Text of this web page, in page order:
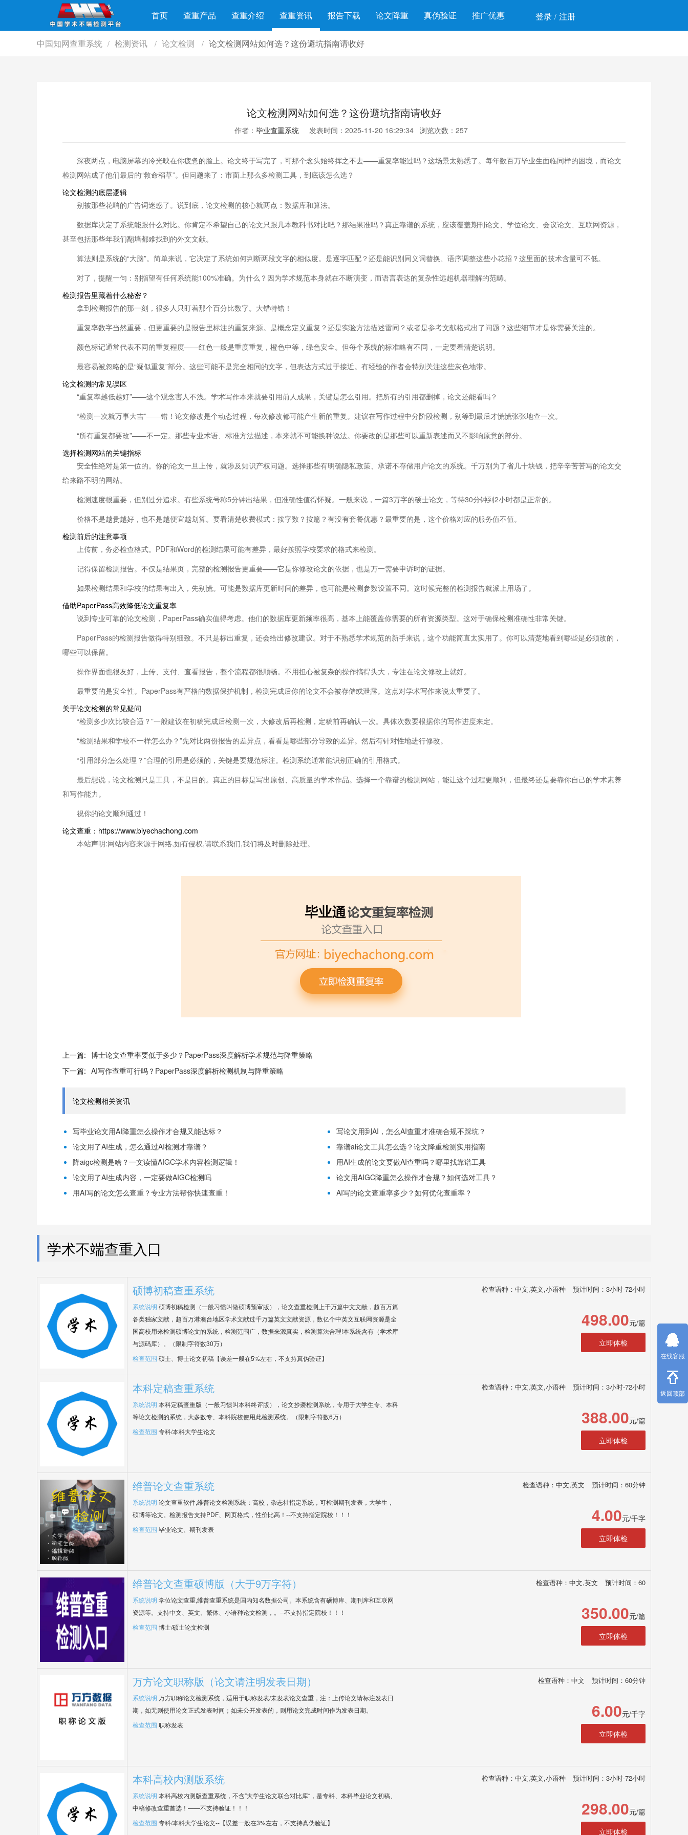
首页 查重产品 查重介绍 查重资讯 报告下载 论文降重 真伪验证 推广优惠 登录 / 注册
中国知网查重系统 / 检测资讯 / 论文检测 / 论文检测网站如何选？这份避坑指南请收好
论文检测网站如何选？这份避坑指南请收好
作者： 毕业查重系统 发表时间：2025-11-20 16:29:34 浏览次数：257
深夜两点，电脑屏幕的冷光映在你疲惫的脸上。论文终于写完了，可那个念头始终挥之不去——重复率能过吗？这场景太熟悉了。每年数百万毕业生面临同样的困境，而论文
检测网站成了他们最后的“救命稻草”。但问题来了：市面上那么多检测工具，到底该怎么选？
论文检测的底层逻辑
别被那些花哨的广告词迷惑了。说到底，论文检测的核心就两点：数据库和算法。
数据库决定了系统能跟什么对比。你肯定不希望自己的论文只跟几本教科书对比吧？那结果准吗？真正靠谱的系统，应该覆盖期刊论文、学位论文、会议论文、互联网资源，
甚至包括那些年我们翻墙都难找到的外文文献。
算法则是系统的“大脑”。简单来说，它决定了系统如何判断两段文字的相似度。是逐字匹配？还是能识别同义词替换、语序调整这些小花招？这里面的技术含量可不低。
对了，提醒一句：别指望有任何系统能100%准确。为什么？因为学术规范本身就在不断演变，而语言表达的复杂性远超机器理解的范畴。
检测报告里藏着什么秘密？
拿到检测报告的那一刻，很多人只盯着那个百分比数字。大错特错！
重复率数字当然重要，但更重要的是报告里标注的重复来源。是概念定义重复？还是实验方法描述雷同？或者是参考文献格式出了问题？这些细节才是你需要关注的。
颜色标记通常代表不同的重复程度——红色一般是重度重复，橙色中等，绿色安全。但每个系统的标准略有不同，一定要看清楚说明。
最容易被忽略的是“疑似重复”部分。这些可能不是完全相同的文字，但表达方式过于接近。有经验的作者会特别关注这些灰色地带。
论文检测的常见误区
“重复率越低越好”——这个观念害人不浅。学术写作本来就要引用前人成果，关键是怎么引用。把所有的引用都删掉，论文还能看吗？
“检测一次就万事大吉”——错！论文修改是个动态过程，每次修改都可能产生新的重复。建议在写作过程中分阶段检测，别等到最后才慌慌张张地查一次。
“所有重复都要改”——不一定。那些专业术语、标准方法描述，本来就不可能换种说法。你要改的是那些可以重新表述而又不影响原意的部分。
选择检测网站的关键指标
安全性绝对是第一位的。你的论文一旦上传，就涉及知识产权问题。选择那些有明确隐私政策、承诺不存储用户论文的系统。千万别为了省几十块钱，把辛辛苦苦写的论文交
给来路不明的网站。
检测速度很重要，但别过分追求。有些系统号称5分钟出结果，但准确性值得怀疑。一般来说，一篇3万字的硕士论文，等待30分钟到2小时都是正常的。
价格不是越贵越好，也不是越便宜越划算。要看清楚收费模式：按字数？按篇？有没有套餐优惠？最重要的是，这个价格对应的服务值不值。
检测前后的注意事项
上传前，务必检查格式。PDF和Word的检测结果可能有差异，最好按照学校要求的格式来检测。
记得保留检测报告。不仅是结果页，完整的检测报告更重要——它是你修改论文的依据，也是万一需要申诉时的证据。
如果检测结果和学校的结果有出入，先别慌。可能是数据库更新时间的差异，也可能是检测参数设置不同。这时候完整的检测报告就派上用场了。
借助PaperPass高效降低论文重复率
说到专业可靠的论文检测，PaperPass确实值得考虑。他们的数据库更新频率很高，基本上能覆盖你需要的所有资源类型。这对于确保检测准确性非常关键。
PaperPass的检测报告做得特别细致。不只是标出重复，还会给出修改建议。对于不熟悉学术规范的新手来说，这个功能简直太实用了。你可以清楚地看到哪些是必须改的，
哪些可以保留。
操作界面也很友好，上传、支付、查看报告，整个流程都很顺畅。不用担心被复杂的操作搞得头大，专注在论文修改上就好。
最重要的是安全性。PaperPass有严格的数据保护机制，检测完成后你的论文不会被存储或泄露。这点对学术写作来说太重要了。
关于论文检测的常见疑问
“检测多少次比较合适？”一般建议在初稿完成后检测一次，大修改后再检测，定稿前再确认一次。具体次数要根据你的写作进度来定。
“检测结果和学校不一样怎么办？”先对比两份报告的差异点，看看是哪些部分导致的差异。然后有针对性地进行修改。
“引用部分怎么处理？”合理的引用是必须的，关键是要规范标注。检测系统通常能识别正确的引用格式。
最后想说，论文检测只是工具，不是目的。真正的目标是写出原创、高质量的学术作品。选择一个靠谱的检测网站，能让这个过程更顺利，但最终还是要靠你自己的学术素养
和写作能力。
祝你的论文顺利通过！
论文查重：https://www.biyechachong.com
本站声明:网站内容来源于网络,如有侵权,请联系我们,我们将及时删除处理。
上一篇: 博士论文查重率要低于多少？PaperPass深度解析学术规范与降重策略
下一篇: AI写作查重可行吗？PaperPass深度解析检测机制与降重策略
论文检测相关资讯
写毕业论文用AI降重怎么操作才合规又能达标？
写论文用到AI，怎么AI查重才准确合规不踩坑？
论文用了AI生成，怎么通过AI检测才靠谱？
靠谱ai论文工具怎么选？论文降重检测实用指南
降aigc检测是啥？一文读懂AIGC学术内容检测逻辑！
用AI生成的论文要做AI查重吗？哪里找靠谱工具
论文用了AI生成内容，一定要做AIGC检测吗
论文用AIGC降重怎么操作才合规？如何选对工具？
用AI写的论文怎么查重？专业方法帮你快速查重！
AI写的论文查重率多少？如何优化查重率？
学术不端查重入口
硕博初稿查重系统 检查语种：中文,英文,小语种 预计时间：3小时-72小时
系统说明 硕博初稿检测（一般习惯叫做硕博预审版），论文查重检测上千万篇中文文献，超百万篇
各类独家文献，超百万港澳台地区学术文献过千万篇英文文献资源，数亿个中英文互联网资源是全
国高校用来检测硕博论文的系统，检测范围广，数据来源真实，检测算法合理!本系统含有（学术库
与源码库）。（限制字符数30万）
检查范围 硕士、博士论文初稿【误差一般在5%左右，不支持真伪验证】
498.00元/篇
立即体检
本科定稿查重系统 检查语种：中文,英文,小语种 预计时间：3小时-72小时
系统说明 本科定稿查重版（一般习惯叫本科终评版），论文抄袭检测系统，专用于大学生专、本科
等论文检测的系统，大多数专、本科院校使用此检测系统。（限制字符数6万）
检查范围 专科/本科大学生论文
388.00元/篇
立即体检
维普论文查重系统 检查语种：中文,英文 预计时间：60分钟
系统说明 论文查重软件,维普论文检测系统：高校，杂志社指定系统，可检测期刊发表，大学生，
硕博等论文。检测报告支持PDF、网页格式，性价比高！--不支持指定院校！！！
检查范围 毕业论文、期刊发表
4.00元/千字
立即体检
维普论文查重硕博版（大于9万字符） 检查语种：中文,英文 预计时间：60
系统说明 学位论文查重,维普查重系统是国内知名数据公司。本系统含有硕博库、期刊库和互联网
资源等。支持中文、英文、繁体、小语种论文检测，。--不支持指定院校！！！
检查范围 博士/硕士论文检测
350.00元/篇
立即体检
万方论文职称版（论文请注明发表日期） 检查语种：中文 预计时间：60分钟
系统说明 万方职称论文检测系统，适用于职称发表/未发表论文查重，注：上传论文请标注发表日
期，如无则使用论文正式发表时间；如未公开发表的，则用论文完成时间作为发表日期。
检查范围 职称发表
6.00元/千字
立即体检
本科高校内测版系统 检查语种：中文,英文,小语种 预计时间：3小时-72小时
系统说明 本科高校内测版查重系统，不含”大学生论文联合对比库“，是专科、本科毕业论文初稿、
中稿修改查重首选！——不支持验证！！！
检查范围 专科/本科大学生论文--【误差一般在3%左右，不支持真伪验证】
298.00元/篇
立即体检
在线客服
返回顶部